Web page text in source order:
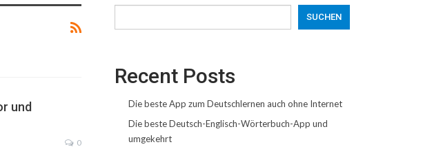
und
0
SUCHEN
Recent Posts
Die beste App zum Deutschlernen auch ohne Internet
Die beste Deutsch-Englisch-Wörterbuch-App und
umgekehrt